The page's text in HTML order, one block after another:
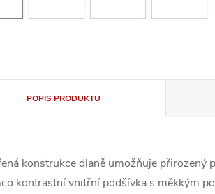
POPIS PRODUKTU
konstrukce dlaně umožňuje přirozený
kontrastní vnitřní podšívka s měkkým